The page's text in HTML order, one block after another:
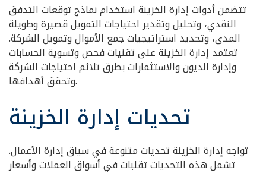
تتضمن أدوات إدارة الخزينة استخدام نماذج توقعات التدفق
النقدي، وتحليل وتقدير احتياجات التمويل قصيرة وطويلة
المدى، وتحديد استراتيجيات جمع الأموال وتمويل الشركة.
تعتمد إدارة الخزينة على تقنيات فحص وتسوية الحسابات
وإدارة الديون والاستثمارات بطرق تلائم احتياجات الشركة
وتحقق أهدافها.
تحديات إدارة الخزينة
تواجه إدارة الخزينة تحديات متنوعة في سياق إدارة الأعمال.
تشمل هذه التحديات تقلبات في أسواق العملات وأسعار